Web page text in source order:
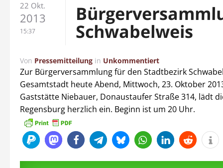
22 Okt.
2013
15:37 Schwabelweis
Von Pressemitteilung in Unkommentiert
Zur Bürgerversammlung für den Stadtbezirk
Gesamtstadt heute Abend, Mittwoch, 23. Oktober
Gaststätte Niebauer, Donaustaufer Straße 314, lädt
Regensburg herzlich ein. Beginn ist um 20 Uhr.